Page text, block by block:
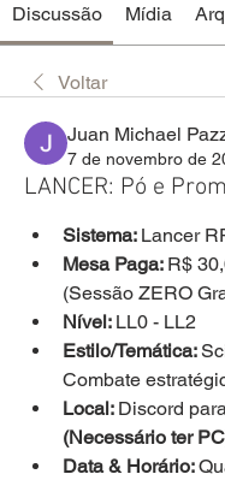
Discussão Mídia
Voltar
Juan Michael
7 de novembro de
LANCER: Pó e
Sistema: Lancer
Mesa Paga: R$
(Sessão ZERO
Nível: LL0 - LL2
Estilo/Temática:
Combate
Local: Discord
(Necessário ter
Data & Horário: